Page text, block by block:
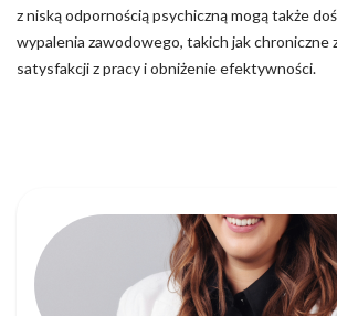
z niską odpornością psychiczną mogą także
wypalenia zawodowego, takich jak chroniczne
satysfakcji z pracy i obniżenie efektywności.